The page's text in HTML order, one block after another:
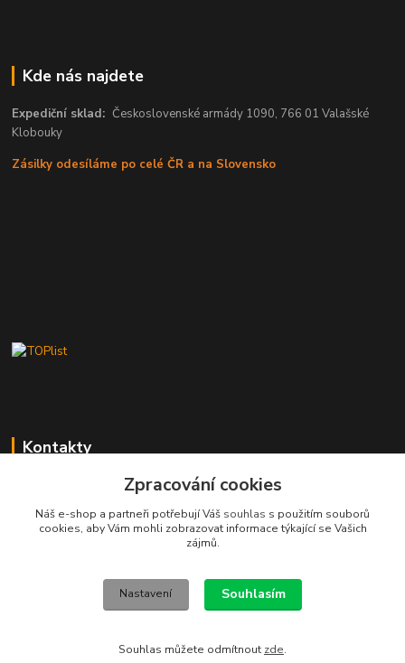
Kde nás najdete
Expediční sklad:Československé armády 1090, 766 01 Valašské
Klobouky
Zásilky odesíláme po celé ČR a na Slovensko
Kontakty
Stanislav Fuks
Po-Čt 7.00 - 16.00 hod. Pá 7.00 - 12.00 hod.
Zpracování cookies
Náš e-shop a partneři potřebují Váš souhlas s použitím souborů
cookies, aby Vám mohli zobrazovat informace týkající se Vašich
zájmů.
Nastavení Souhlasím
Souhlas můžete odmítnout zde.